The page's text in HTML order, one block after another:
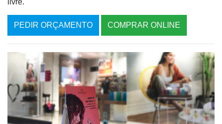
livre.
PEDIR ORÇAMENTO COMPRAR ONLINE